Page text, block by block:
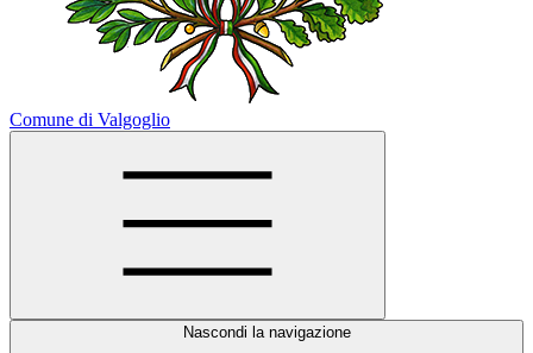
Comune di Valgoglio
Nascondi la navigazione